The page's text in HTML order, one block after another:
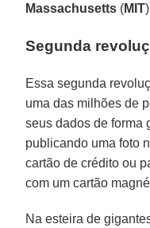
Massachusetts (MIT
Segunda
Essa segunda
uma das milhões de
seus dados de forma
publicando uma foto
cartão de crédito ou
com um cartão
Na esteira de